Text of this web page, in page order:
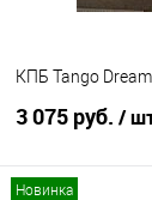
КПБ Tango
3 075 руб. /
Новинка